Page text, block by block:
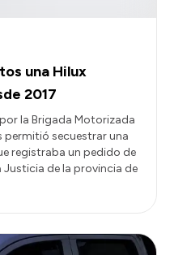
una Hilux
2017
la Brigada Motorizada
permitió secuestrar una
registraba un pedido de
de la provincia de